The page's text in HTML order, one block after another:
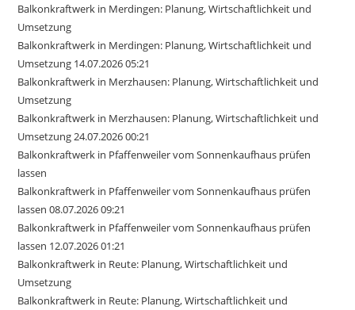
Balkonkraftwerk in Merdingen: Planung, Wirtschaftlichkeit und
Umsetzung
Balkonkraftwerk in Merdingen: Planung, Wirtschaftlichkeit und
Umsetzung 14.07.2026 05:21
Balkonkraftwerk in Merzhausen: Planung, Wirtschaftlichkeit und
Umsetzung
Balkonkraftwerk in Merzhausen: Planung, Wirtschaftlichkeit und
Umsetzung 24.07.2026 00:21
Balkonkraftwerk in Pfaffenweiler vom Sonnenkaufhaus prüfen
lassen
Balkonkraftwerk in Pfaffenweiler vom Sonnenkaufhaus prüfen
lassen 08.07.2026 09:21
Balkonkraftwerk in Pfaffenweiler vom Sonnenkaufhaus prüfen
lassen 12.07.2026 01:21
Balkonkraftwerk in Reute: Planung, Wirtschaftlichkeit und
Umsetzung
Balkonkraftwerk in Reute: Planung, Wirtschaftlichkeit und